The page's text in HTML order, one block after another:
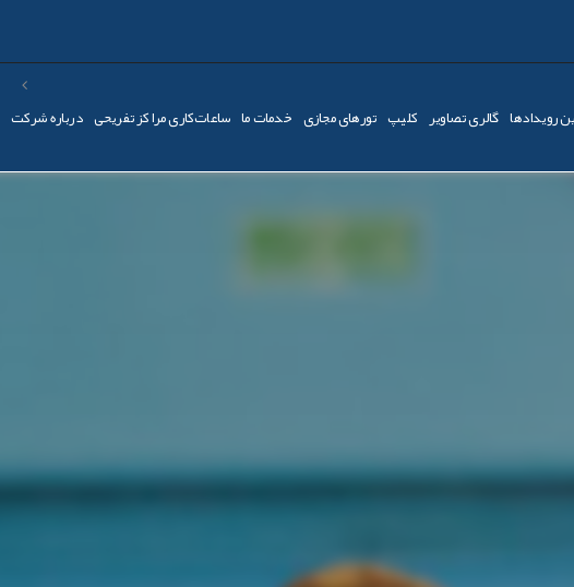
رویدادها گالری تصاویر کليپ تورهای مجازی خدمات ما ساعات‌کاری مراکز تفریحی درباره شرکت